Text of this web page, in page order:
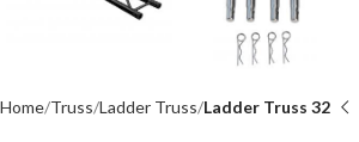
Home Truss Ladder Truss Ladder Truss 32